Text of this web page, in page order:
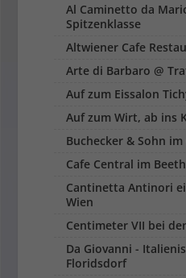
Al Caminetto da
Spitzenklasse
Altwiener Cafe
Arte di Barbaro @
Auf zum Eissalon
Auf zum Wirt, ab ins
Buchecker & Sohn im
Cafe Central im
Cantinetta Antinori
Wien
Centimeter VII bei
Da Giovanni -
Floridsdorf